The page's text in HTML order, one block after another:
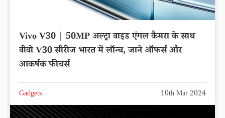
Vivo V30 | 50MP अल्ट्रा वाइड एंगल कैमरा के साथ
वीवो V30 सीरीज भारत में लॉन्च, जाने ऑफर्स और
आकर्षक फीचर्स
Gadgets 10th Mar 2024